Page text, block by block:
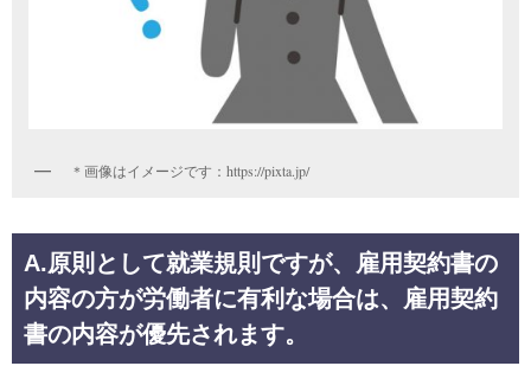
＊画像はイメージです：https://pixta.jp/
A.原則として就業規則ですが、雇用契約書の
内容の方が労働者に有利な場合は、雇用契約
書の内容が優先されます。